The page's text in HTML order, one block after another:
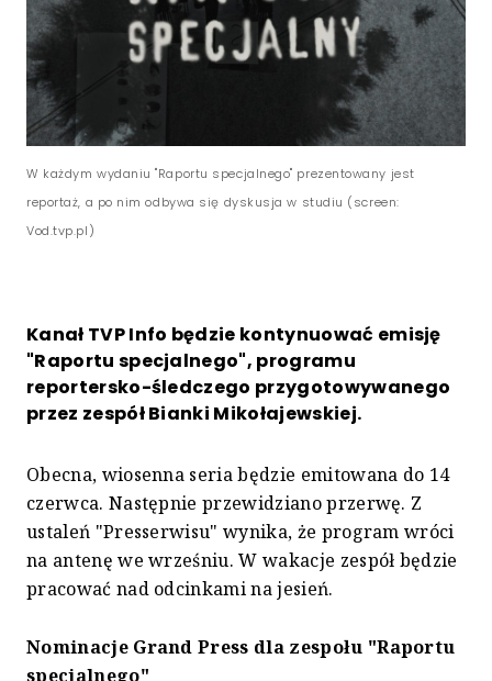
W każdym wydaniu "Raportu specjalnego" prezentowany jest
reportaż, a po nim odbywa się dyskusja w studiu (screen:
Vod.tvp.pl)
Kanał TVP Info będzie kontynuować emisję
"Raportu specjalnego", programu
reportersko-śledczego przygotowywanego
przez zespół Bianki Mikołajewskiej.
Obecna, wiosenna seria będzie emitowana do 14
czerwca. Następnie przewidziano przerwę. Z
ustaleń "Presserwisu" wynika, że program wróci
na antenę we wrześniu. W wakacje zespół będzie
pracować nad odcinkami na jesień.
Nominacje Grand Press dla zespołu "Raportu
specjalnego"